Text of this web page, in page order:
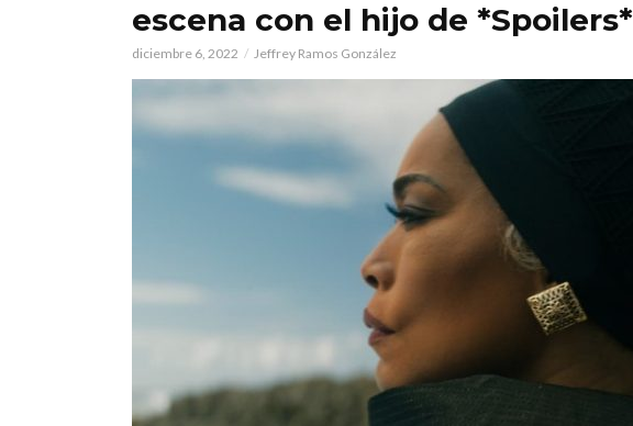
escena con el hijo de *Spoilers*
diciembre 6, 2022 Jeffrey Ramos González